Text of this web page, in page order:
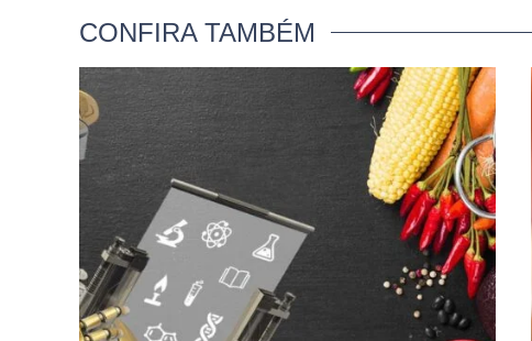
CONFIRA TAMBÉM